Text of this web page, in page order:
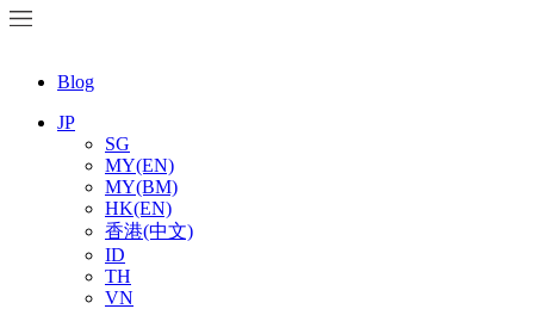
Blog
JP
SG
MY(EN)
MY(BM)
HK(EN)
香港(中文)
ID
TH
VN